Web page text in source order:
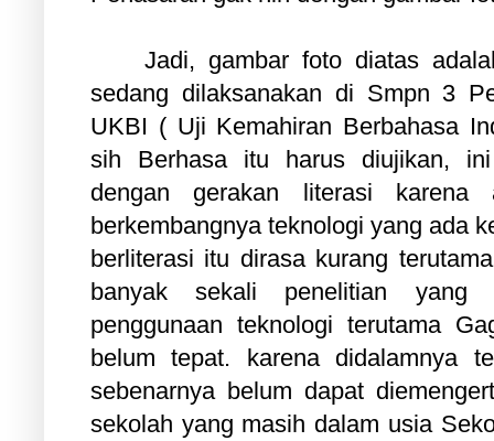
Jadi, gambar foto diatas
sedang dilaksanakan di Smpn 3
UKBI ( Uji Kemahiran Berbahasa
sih Berhasa itu harus diujikan,
dengan gerakan literasi
berkembangnya teknologi yang ada
berliterasi itu dirasa kurang
banyak sekali penelitian yang
penggunaan teknologi terutama
belum tepat. karena didalamnya
sebenarnya belum dapat
sekolah yang masih dalam usia